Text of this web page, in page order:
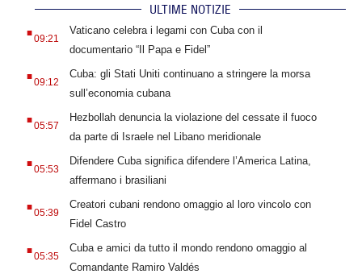
ULTIME NOTIZIE
.09:21
Vaticano celebra i legami con Cuba con il
documentario “Il Papa e Fidel”
.09:12
Cuba: gli Stati Uniti continuano a stringere la morsa
sull’economia cubana
.05:57
Hezbollah denuncia la violazione del cessate il fuoco
da parte di Israele nel Libano meridionale
.05:53
Difendere Cuba significa difendere l’America Latina,
affermano i brasiliani
.05:39
Creatori cubani rendono omaggio al loro vincolo con
Fidel Castro
.05:35
Cuba e amici da tutto il mondo rendono omaggio al
Comandante Ramiro Valdés